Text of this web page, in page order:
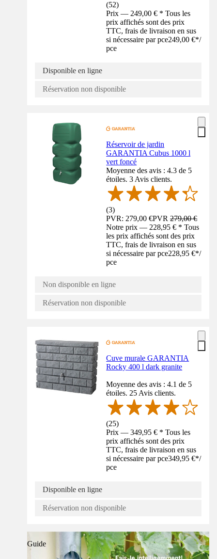
(52)
Prix — 249,00 € * Tous les
prix affichés sont des prix
TTC, frais de livraison en sus
si nécessaire par pce249,00 €*/
pce
Disponible en ligne
Réservation non disponible
Réservoir de jardin
GARANTIA Cubus 1000 l
vert foncé
Moyenne des avis : 4.3 de 5
étoiles. 3 Avis clients.
(3)
PVR: 279,00 €PVR279,00 €
Notre prix — 228,95 € * Tous
les prix affichés sont des prix
TTC, frais de livraison en sus
si nécessaire par pce228,95 €*/
pce
Non disponible en ligne
Réservation non disponible
Cuve murale GARANTIA
Rocky 400 l dark granite
Moyenne des avis : 4.1 de 5
étoiles. 25 Avis clients.
(25)
Prix — 349,95 € * Tous les
prix affichés sont des prix
TTC, frais de livraison en sus
si nécessaire par pce349,95 €*/
pce
Disponible en ligne
Réservation non disponible
Guide